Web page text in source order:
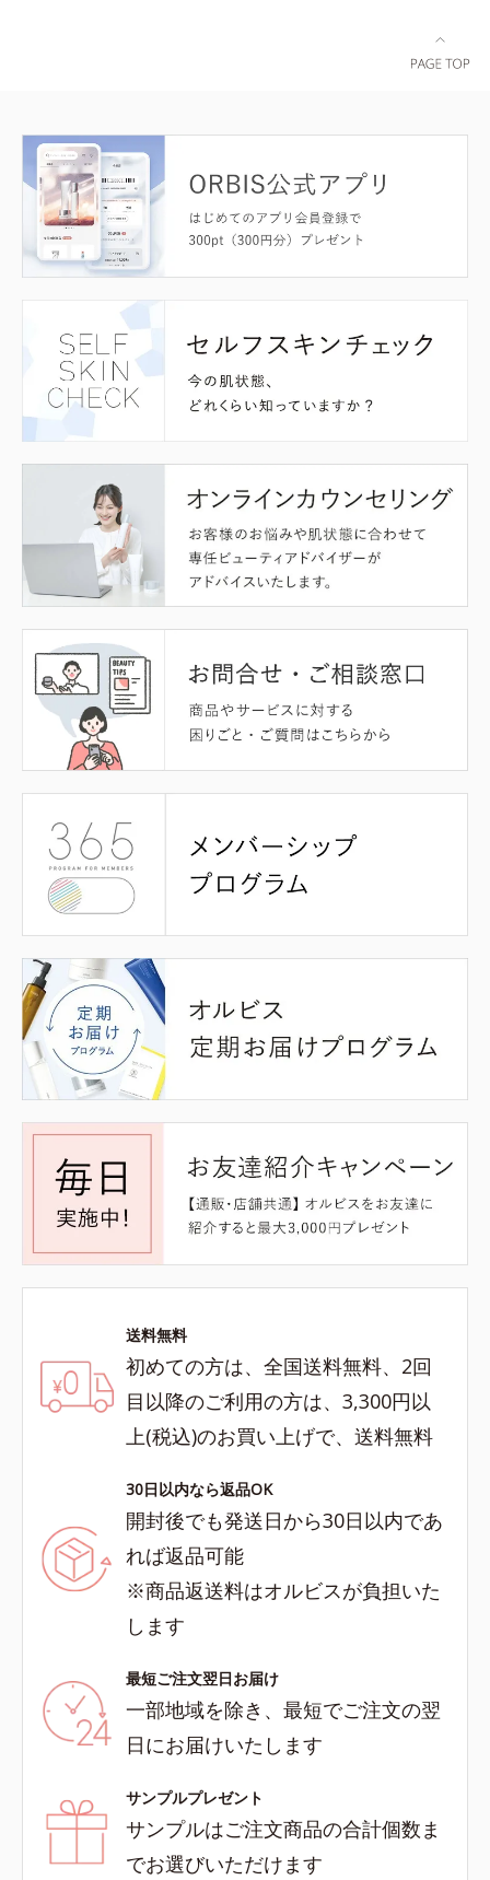
送料無料
初めての方は、全国送料無料、2回
目以降のご利用の方は、3,300円以
上(税込)のお買い上げで、送料無料
30日以内なら返品OK
開封後でも発送日から30日以内であ
れば返品可能
※商品返送料はオルビスが負担いた
します
最短ご注文翌日お届け
一部地域を除き、最短でご注文の翌
日にお届けいたします
サンプルプレゼント
サンプルはご注文商品の合計個数ま
でお選びいただけます